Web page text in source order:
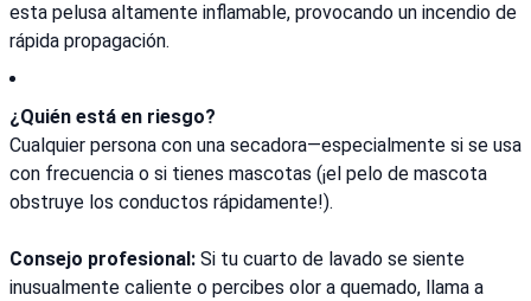
esta pelusa altamente inflamable, provocando un incendio de
rápida propagación.
¿Quién está en riesgo?
Cualquier persona con una secadora—especialmente si se usa
con frecuencia o si tienes mascotas (¡el pelo de mascota
obstruye los conductos rápidamente!).
Consejo profesional: Si tu cuarto de lavado se siente
inusualmente caliente o percibes olor a quemado, llama a